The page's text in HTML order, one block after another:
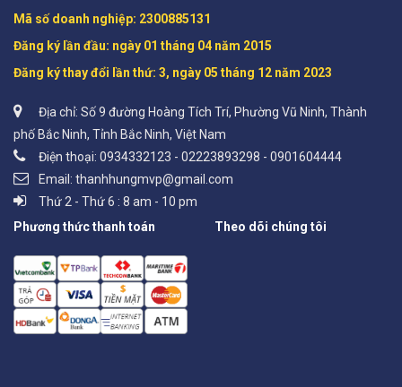
Mã số doanh nghiệp: 2300885131
Đăng ký lần đầu: ngày 01 tháng 04 năm 2015
Đăng ký thay đổi lần thứ: 3, ngày 05 tháng 12 năm 2023
Địa chỉ: Số 9 đường Hoàng Tích Trí, Phường Vũ Ninh, Thành
phố Bắc Ninh, Tỉnh Bắc Ninh, Việt Nam
Điện thoại: 0934332123 - 02223893298 - 0901604444
Email: thanhhungmvp@gmail.com
Thứ 2 - Thứ 6 : 8 am - 10 pm
Phương thức thanh toán
Theo dõi chúng tôi